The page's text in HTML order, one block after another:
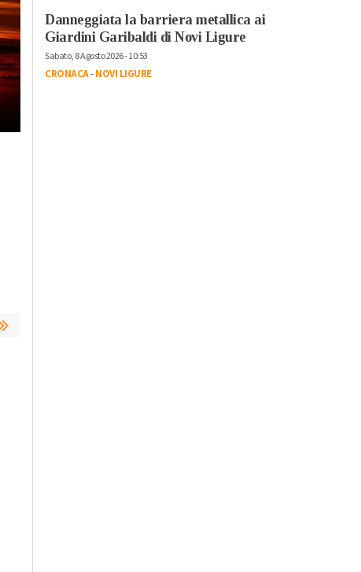
Danneggiata la barriera metallica ai
Giardini Garibaldi di Novi Ligure
Sabato, 8 Agosto 2026 - 10:53
CRONACA-NOVI LIGURE